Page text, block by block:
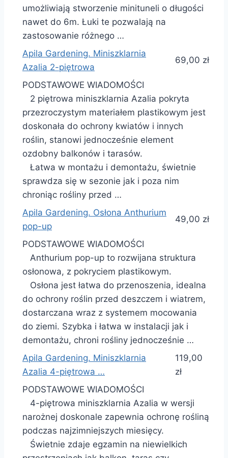
umożliwiają stworzenie minituneli o długości
nawet do 6m. Łuki te pozwalają na
zastosowanie różnego …
Apila Gardening. Miniszklarnia
Azalia 2-piętrowa
69,00 zł
PODSTAWOWE WIADOMOŚCI
2 piętrowa miniszklarnia Azalia pokryta
przezroczystym materiałem plastikowym jest
doskonała do ochrony kwiatów i innych
roślin, stanowi jednocześnie element
ozdobny balkonów i tarasów.
Łatwa w montażu i demontażu, świetnie
sprawdza się w sezonie jak i poza nim
chroniąc rośliny przed …
Apila Gardening. Osłona Anthurium
pop-up
49,00 zł
PODSTAWOWE WIADOMOŚCI
Anthurium pop-up to rozwijana struktura
osłonowa, z pokryciem plastikowym.
Osłona jest łatwa do przenoszenia, idealna
do ochrony roślin przed deszczem i wiatrem,
dostarczana wraz z systemem mocowania
do ziemi. Szybka i łatwa w instalacji jak i
demontażu, chroni rośliny jednocześnie …
Apila Gardening. Miniszklarnia
Azalia 4-piętrowa …
119,00
zł
PODSTAWOWE WIADOMOŚCI
4-piętrowa miniszklarnia Azalia w wersji
narożnej doskonale zapewnia ochronę rośliną
podczas najzimniejszych miesięcy.
Świetnie zdaje egzamin na niewielkich